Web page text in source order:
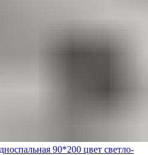
90*200 цвет светло-